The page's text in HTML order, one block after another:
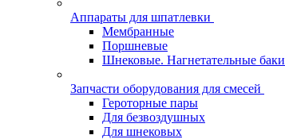
Аппараты для шпатлевки
Мембранные
Поршневые
Шнековые. Нагнетательные баки
Запчасти оборудования для смесей
Героторные пары
Для безвоздушных
Для шнековых